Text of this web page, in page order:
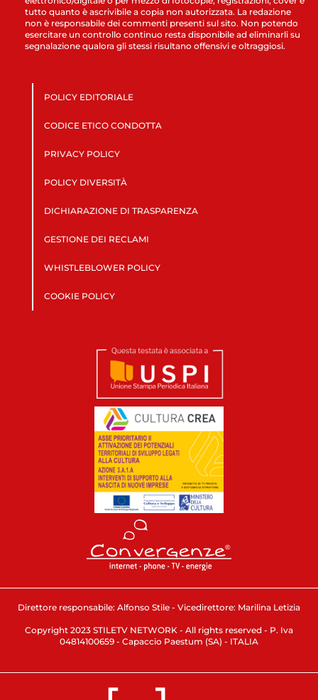
tutto quanto è ascrivibile a copia non autorizzata. La redazione
non è responsabile dei commenti presenti sul sito. Non potendo
esercitare un controllo continuo resta disponibile ad eliminarli su
segnalazione qualora gli stessi risultano offensivi e oltraggiosi.
POLICY EDITORIALE
CODICE ETICO CONDOTTA
PRIVACY POLICY
POLICY DIVERSITÀ
DICHIARAZIONE DI TRASPARENZA
GESTIONE DEI RECLAMI
WHISTLEBLOWER POLICY
COOKIE POLICY
Direttore responsabile: Alfonso Stile - Vicedirettore: Marilina Letizia
Copyright 2023 STILETV NETWORK - All rights reserved - P. Iva
04814100659 - Capaccio Paestum (SA) - ITALIA